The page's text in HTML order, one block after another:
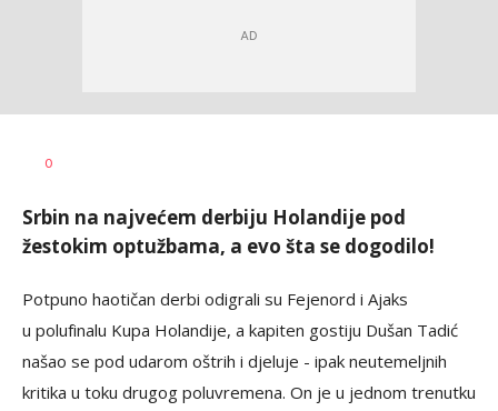
AUTOR
0
Srbin na najvećem derbiju Holandije pod
žestokim optužbama, a evo šta se dogodilo!
Potpuno haotičan derbi odigrali su Fejenord i Ajaks
u polufinalu Kupa Holandije, a kapiten gostiju Dušan Tadić
našao se pod udarom oštrih i djeluje - ipak neutemeljnih
kritika u toku drugog poluvremena. On je u jednom trenutku